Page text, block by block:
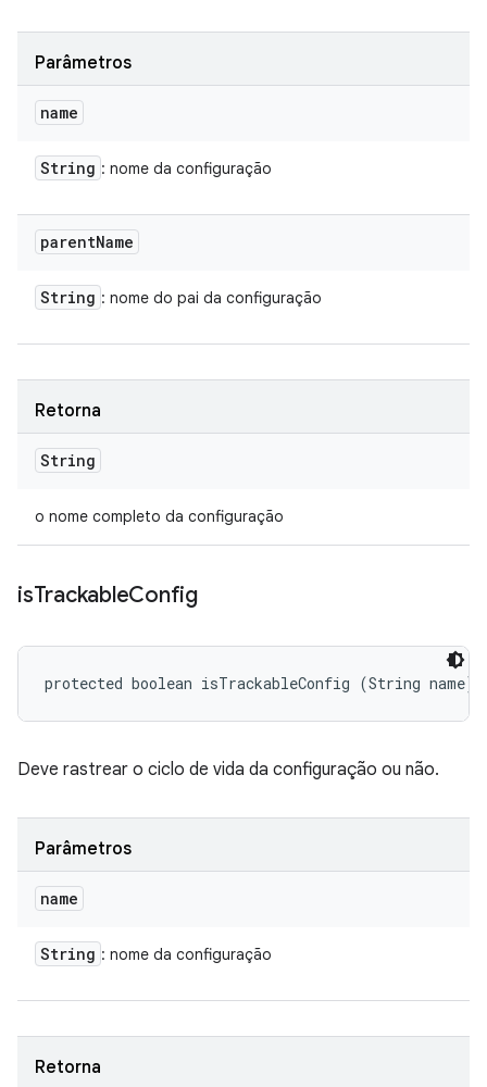
Parâmetros
name
String : nome da configuração
parentName
String : nome do pai da configuração
Retorna
String
o nome completo da configuração
isTrackableConfig
protected boolean isTrackableConfig (String name)
Deve rastrear o ciclo de vida da configuração ou não.
Parâmetros
name
String : nome da configuração
Retorna